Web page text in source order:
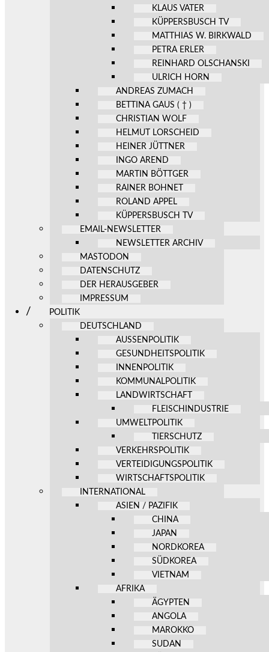
KLAUS VATER
KÜPPERSBUSCH TV
MATTHIAS W. BIRKWALD
PETRA ERLER
REINHARD OLSCHANSKI
ULRICH HORN
ANDREAS ZUMACH
BETTINA GAUS ( † )
CHRISTIAN WOLF
HELMUT LORSCHEID
HEINER JÜTTNER
INGO AREND
MARTIN BÖTTGER
RAINER BOHNET
ROLAND APPEL
KÜPPERSBUSCH TV
EMAIL-NEWSLETTER
NEWSLETTER ARCHIV
MASTODON
DATENSCHUTZ
DER HERAUSGEBER
IMPRESSUM
POLITIK
DEUTSCHLAND
AUSSENPOLITIK
GESUNDHEITSPOLITIK
INNENPOLITIK
KOMMUNALPOLITIK
LANDWIRTSCHAFT
FLEISCHINDUSTRIE
UMWELTPOLITIK
TIERSCHUTZ
VERKEHRSPOLITIK
VERTEIDIGUNGSPOLITIK
WIRTSCHAFTSPOLITIK
INTERNATIONAL
ASIEN / PAZIFIK
CHINA
JAPAN
NORDKOREA
SÜDKOREA
VIETNAM
AFRIKA
ÄGYPTEN
ANGOLA
MAROKKO
SUDAN